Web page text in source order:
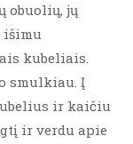
obuolių, jų
išimu
kubeliais.
smulkiau. Į
ir kaičiu
ir verdu apie